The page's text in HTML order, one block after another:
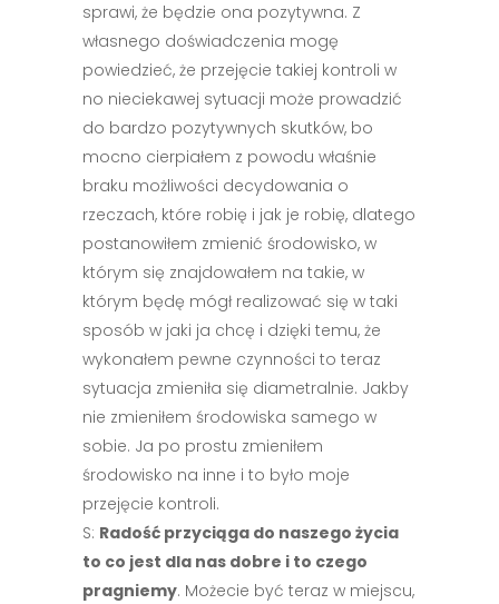
sprawi, że będzie ona pozytywna. Z
własnego doświadczenia mogę
powiedzieć, że przejęcie takiej kontroli w
no nieciekawej sytuacji może prowadzić
do bardzo pozytywnych skutków, bo
mocno cierpiałem z powodu właśnie
braku możliwości decydowania o
rzeczach, które robię i jak je robię, dlatego
postanowiłem zmienić środowisko, w
którym się znajdowałem na takie, w
którym będę mógł realizować się w taki
sposób w jaki ja chcę i dzięki temu, że
wykonałem pewne czynności to teraz
sytuacja zmieniła się diametralnie. Jakby
nie zmieniłem środowiska samego w
sobie. Ja po prostu zmieniłem
środowisko na inne i to było moje
przejęcie kontroli.
S: Radość przyciąga do naszego życia
to co jest dla nas dobre i to czego
pragniemy. Możecie być teraz w miejscu,